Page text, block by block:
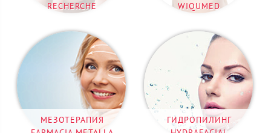
RECHERCHE
WIQUMED
МЕЗОТЕРАПИЯ
ГИДРОПИЛИНГ